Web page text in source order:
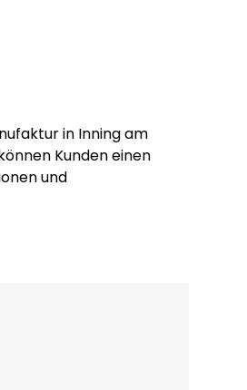
in Inning am
Kunden einen
und